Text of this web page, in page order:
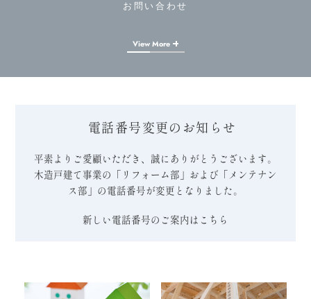
お問い合わせ
View More
電話番号変更のお知らせ
平素よりご愛顧いただき、誠にありがとうございます。
木造戸建て事業の「リフォーム部」および「メンテナン
ス部」の電話番号が変更となりました。
新しい電話番号のご案内はこちら